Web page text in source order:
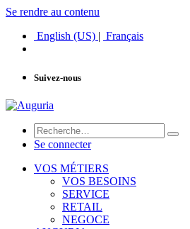
Se rendre au contenu
English (US) | Français
Suivez-nous
Se connecter
VOS MÉTIERS
VOS BESOINS
SERVICE
RETAIL
NEGOCE